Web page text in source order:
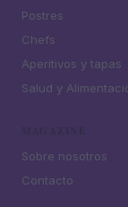
Postres
Chefs
Aperitivos y tapas
Salud y
Sobre nosotros
Contacto